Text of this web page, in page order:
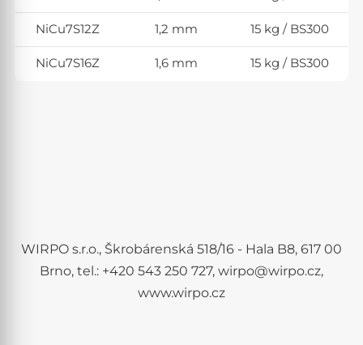
NiCu7S12Z 1,2 mm 15 kg / BS300
NiCu7S16Z 1,6 mm 15 kg / BS300
WIRPO s.r.o., Škrobárenská 518/16 - Hala B8, 617 00
Brno, tel.: +420 543 250 727, wirpo@wirpo.cz,
www.wirpo.cz